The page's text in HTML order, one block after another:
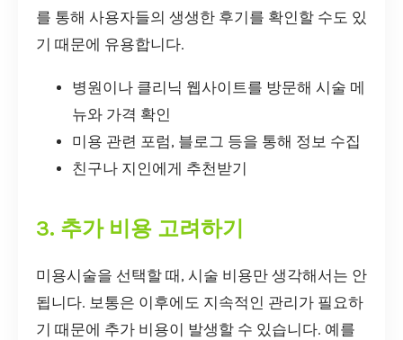
를 통해 사용자들의 생생한 후기를 확인할 수도 있
기 때문에 유용합니다.
병원이나 클리닉 웹사이트를 방문해 시술 메
뉴와 가격 확인
미용 관련 포럼, 블로그 등을 통해 정보 수집
친구나 지인에게 추천받기
3. 추가 비용 고려하기
미용시술을 선택할 때, 시술 비용만 생각해서는 안
됩니다. 보통은 이후에도 지속적인 관리가 필요하
기 때문에 추가 비용이 발생할 수 있습니다. 예를